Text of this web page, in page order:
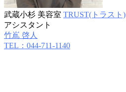
武蔵小杉 美容室 TRUST(トラスト)
アシスタント
竹嶌 啓人
TEL：044-711-1140